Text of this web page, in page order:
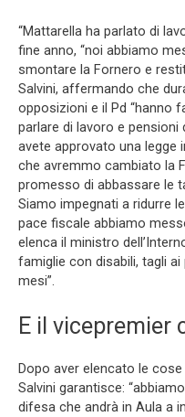
“Mattarella ha parlato di
fine anno, “noi abbiamo
smontare la Fornero e
Salvini, affermando che
opposizioni e il Pd “hanno
parlare di lavoro e
avete approvato una legge
che avremmo cambiato la
promesso di abbassare le
Siamo impegnati a ridurre
pace fiscale abbiamo
elenca il ministro
famiglie con disabili, tagli
mesi”.
E il vicepremier
Dopo aver elencato le
Salvini garantisce:
difesa che andrà in Aula a